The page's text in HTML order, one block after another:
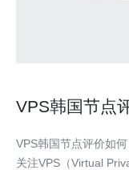
VPS韩国节点
VPS韩国节点评价如何？ 随着互联网的发展，越来越多的人
关注VPS（Virtual